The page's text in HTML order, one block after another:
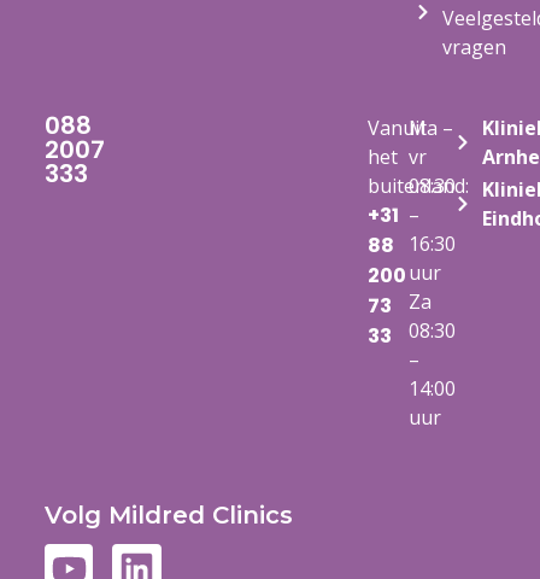
vragen
088
2007
333
Vanuit
het
buitenland:
+31
88
200
73
33
Ma –
vr
08:30
–
16:30
uur
Za
08:30
–
14:00
uur
Volg Mildred Clinics